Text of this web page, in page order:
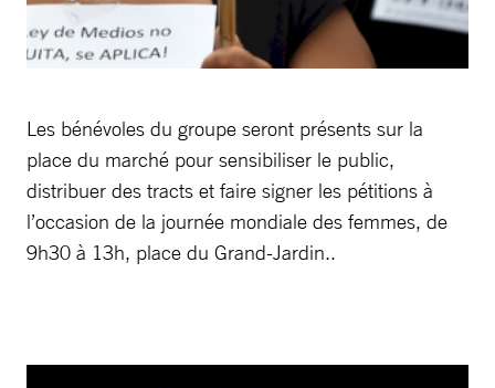
Les bénévoles du groupe seront présents sur la
place du marché pour sensibiliser le public,
distribuer des tracts et faire signer les pétitions à
l’occasion de la journée mondiale des femmes, de
9h30 à 13h, place du Grand-Jardin..